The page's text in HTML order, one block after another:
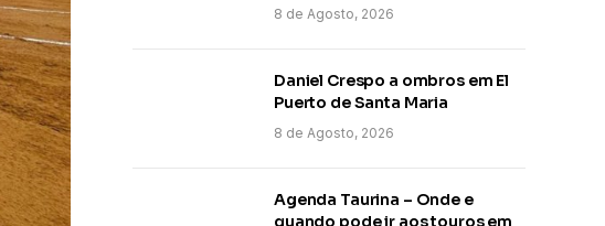
8 de Agosto, 2026
Daniel Crespo a ombros em El
Puerto de Santa Maria
8 de Agosto, 2026
Agenda Taurina – Onde e
quando pode ir aos touros em